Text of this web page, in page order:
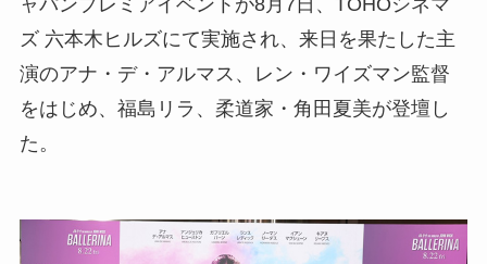
ャパンプレミアイベントが8月7日、TOHOシネマ
ズ 六本木ヒルズにて実施され、来日を果たした主
演のアナ・デ・アルマス、レン・ワイズマン監督
をはじめ、福島リラ、柔道家・角田夏美が登壇し
た。